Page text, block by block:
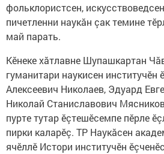
фольклористсен,
пичетленни наукăн çак темине
май парать.
Кӗнеке хӑтлавне Шупашкартан
гуманитари наукисен институчӗн
Алексеевич Николаев, Эдуард
Николай Станиславович
пурте тутар ӗçтешӗсемпе пӗрле
пирки каларӗç. ТР Наукӑсен
ячӗллӗ Истори институчӗн